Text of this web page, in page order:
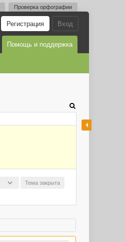
Проверка орфографии
Вход
Регистрация
Помощь и поддержка
Тема закрыта